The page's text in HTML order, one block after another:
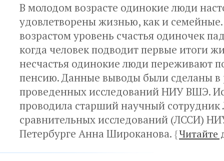
В молодом возрасте одинокие люди
удовлетворены жизнью, как и
возрастом уровень счастья одиночек
когда человек подводит первые итоги
несчастья одинокие люди переживают
пенсию. Данные выводы были сделаны в
проведенных исследований НИУ ВШЭ.
проводила старший научный сотрудник
сравнительных исследований (ЛССИ)
Петербурге Анна Широканова. {Читайте